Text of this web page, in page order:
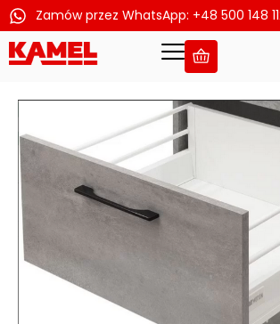
Przejdź
treści
Zamów przez WhatsApp: +48 500 148